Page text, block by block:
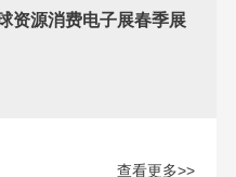
资源消费电子展春季展
查看更多>>